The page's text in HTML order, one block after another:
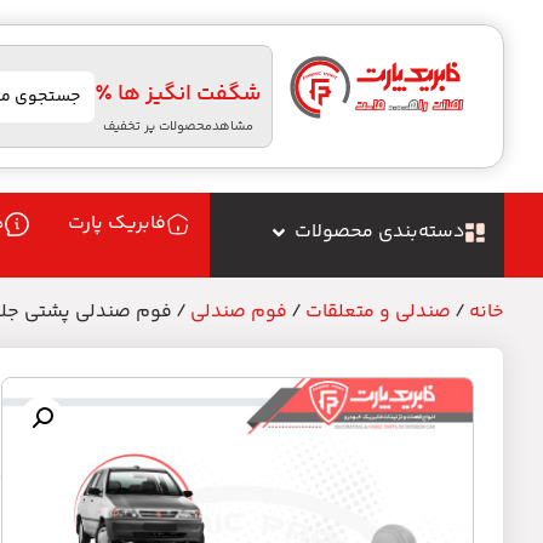
شگفت انگیز ها ٪
مشاهدمحصولات پر تخفیف
دسته‌بندی محصولات فابریک پارت
خانه / صندلی و متعلقات / فوم صندلی / فوم صندلی پشتی